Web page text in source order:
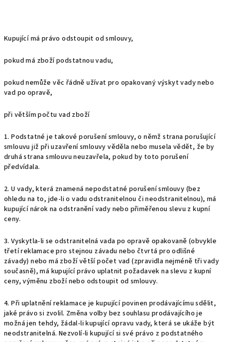
Kupující má právo odstoupit od smlouvy,
pokud má zboží podstatnou vadu,
pokud nemůže věc řádně užívat pro opakovaný výskyt vady nebo
vad po opravě,
při větším počtu vad zboží
1. Podstatné je takové porušení smlouvy, o němž strana porušující
smlouvu již při uzavření smlouvy věděla nebo musela vědět, že by
druhá strana smlouvu neuzavřela, pokud by toto porušení
předvídala.
2. U vady, která znamená nepodstatné porušení smlouvy (bez
ohledu na to, jde-li o vadu odstranitelnou či neodstranitelnou), má
kupující nárok na odstranění vady nebo přiměřenou slevu z kupní
ceny.
3. Vyskytla-li se odstranitelná vada po opravě opakovaně (obvykle
třetí reklamace pro stejnou závadu nebo čtvrtá pro odlišné
závady) nebo má zboží větší počet vad (zpravidla nejméně tři vady
současně), má kupující právo uplatnit požadavek na slevu z kupní
ceny, výměnu zboží nebo odstoupit od smlouvy.
4. Při uplatnění reklamace je kupující povinen prodávajícímu sdělit,
jaké právo si zvolil. Změna volby bez souhlasu prodávajícího je
možná jen tehdy, žádal-li kupující opravu vady, která se ukáže být
neodstranitelná. Nezvolí-li kupující si své právo z podstatného